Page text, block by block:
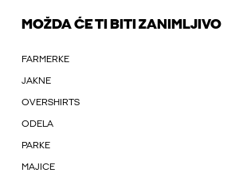
MOŽDA ĆE TI BITI ZANIMLJIVO
FARMERKE
JAKNE
OVERSHIRTS
ODELA
PARKE
MAJICE